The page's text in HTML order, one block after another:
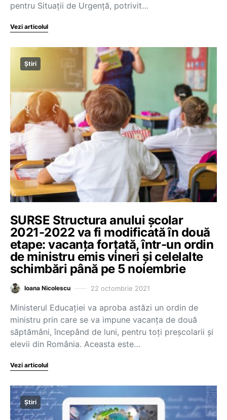
pentru Situații de Urgență, potrivit…
Vezi articolul
Știri
SURSE Structura anului școlar
2021-2022 va fi modificată în două
etape: vacanța forțată, într-un ordin
de ministru emis vineri și celelalte
schimbări până pe 5 noiembrie
Ioana Nicolescu 22 octombrie 2021
Ministerul Educației va aproba astăzi un ordin de
ministru prin care se va impune vacanța de două
săptămâni, începând de luni, pentru toți preșcolarii și
elevii din România. Aceasta este…
Vezi articolul
Știri